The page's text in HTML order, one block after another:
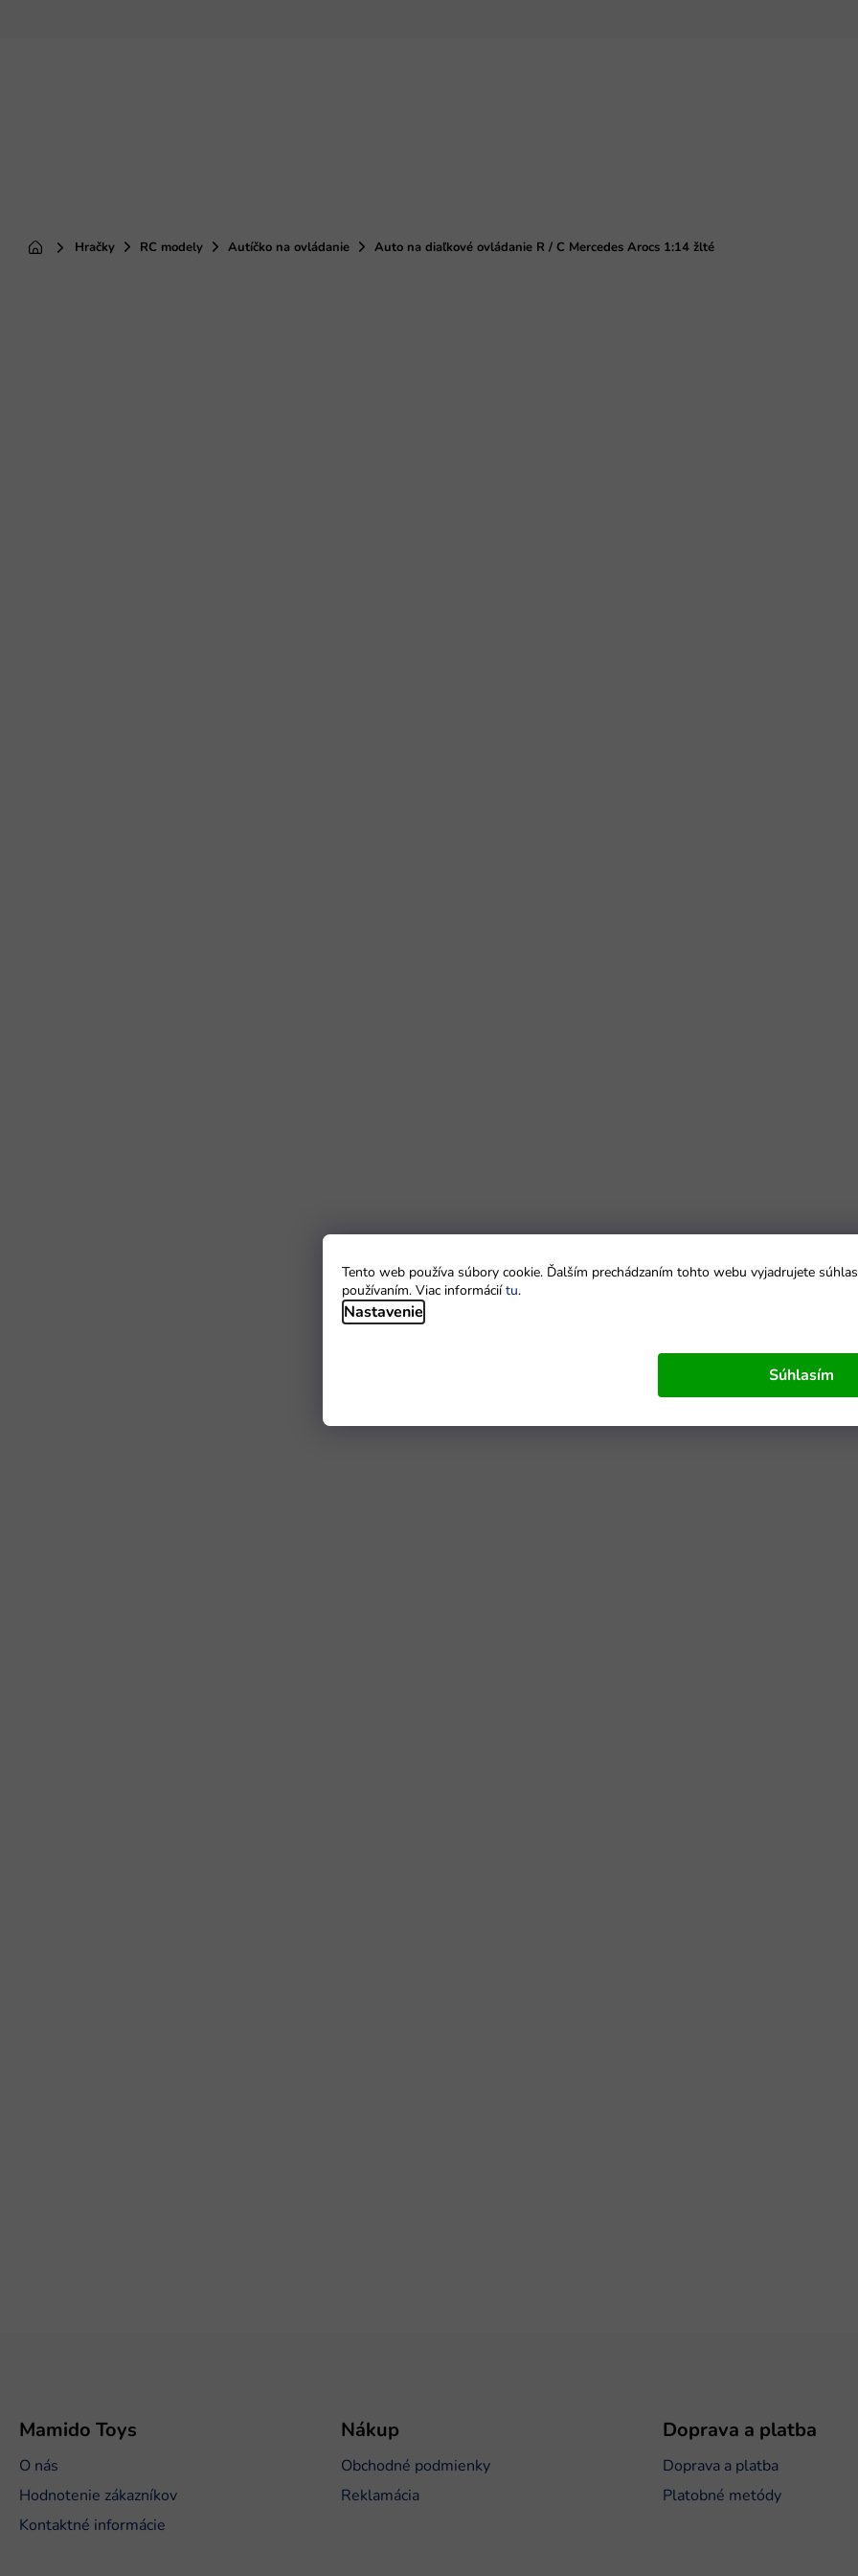
Tento web používa súbory cookie. Ďalším prechádzaním tohto webu vyjadrujete
používaním. Viac informáciítu.
Nastavenie
Súhlasím
DomovHračky RC modely Autíčko na ovládanie Auto na diaľkové ovládanie R / C Mercedes Arocs 1:14 žlté
Mamido Toys
O nás
Hodnotenie zákazníkov
Kontaktné informácie
Nákup
Obchodné podmienky
Reklamácia
Doprava a platba
Doprava a platba
Platobné metódy